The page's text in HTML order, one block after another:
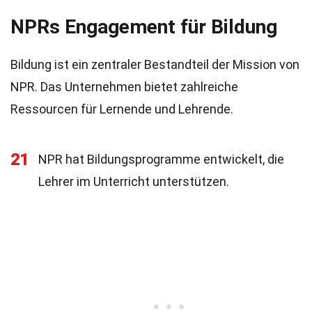
NPRs Engagement für Bildung
Bildung ist ein zentraler Bestandteil der Mission von
NPR. Das Unternehmen bietet zahlreiche
Ressourcen für Lernende und Lehrende.
21
NPR hat Bildungsprogramme entwickelt, die
Lehrer im Unterricht unterstützen.